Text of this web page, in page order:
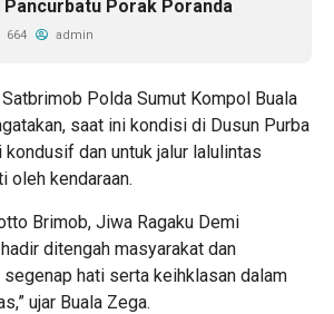
Pancurbatu Porak Poranda
664 admin
Polda Sumut Kompol Buala
saat ini kondisi di Dusun Purba
kondusif dan untuk jalur lalulintas
oleh kendaraan.
Brimob, Jiwa Ragaku Demi
ditengah masyarakat dan
hati serta keihklasan dalam
ujar Buala Zega.